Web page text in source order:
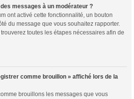
messages à un modérateur ?
ont activé cette fonctionnalité, un bouton
du message que vous souhaitez rapporter.
toutes les étapes nécessaires afin de
comme brouillon » affiché lors de la
brouillons les messages que vous